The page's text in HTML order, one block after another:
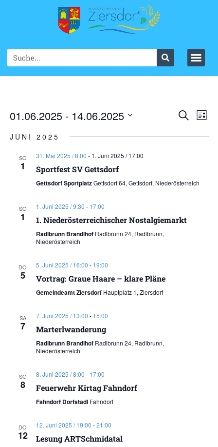
SucheList
01.06.2025 - 14.06.2025
wählen.
JUNI 2025
SO
1
31. Mai 2025 / 8:00 - 1. Juni 2025 / 17:00
Sportfest SV Gettsdorf
Gettsdorf SportplatzGettsdorf 64, Gettsdorf, Niederösterreich
SO
1
1. Juni 2025 / 9:30 - 17:00
1. Niederösterreichischer Nostalgiemarkt
Radlbrunn Brandlhof Radlbrunn 24, Radlbrunn,
Niederösterreich
DO
5
5. Juni 2025 / 16:00 - 19:00
Vortrag: Graue Haare – klare Pläne
Gemeindeamt Ziersdorf Hauptplatz 1, Ziersdorf
SA
7
7. Juni 2025 / 13:00 - 15:00
Marterlwanderung
Radlbrunn Brandlhof Radlbrunn 24, Radlbrunn,
Niederösterreich
SO
8
8. Juni 2025 / 8:00 - 17:00
Feuerwehr Kirtag Fahndorf
Fahndorf Dorfstadl Fahndorf
DO
12
12. Juni 2025 / 19:00 -21:00
Lesung ARTSchmidatal